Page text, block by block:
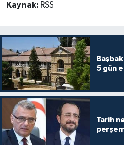
Kaynak: RSS
5 gün
Tarih